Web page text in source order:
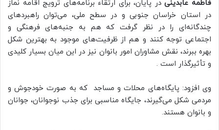
فاطمه عابدینیدر پایان، برای ارتقاء برنامه‌های ترویج اقامه نماز
در استان خراسان جنوبی و در سطح ملی، می‌توان راهبردهای
چندگانه‌ای را در نظر گرفت که هم به جنبه‌های فرهنگی و
اجتماعی توجه کنند و هم از ظرفیت‌های موجود به بهترین شکل
بهره ببرند، نقش مشاوران امور بانوان نیز در این میان بسیار کلیدی
و تأثیرگذار است .
وی افزود: پایگاه‌های محلات و مساجد که به صورت خودجوش و
مردمی شکل می‌گیرند، جایگاه مناسبی برای جذب نوجوانان، جوانان
و بانوان هستند.